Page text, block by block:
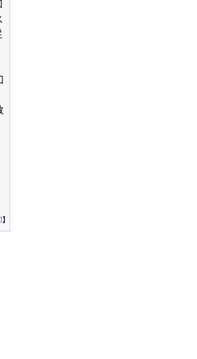
】